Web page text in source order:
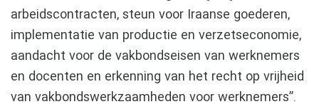
arbeidscontracten, steun voor Iraanse goederen,
implementatie van productie en verzetseconomie,
aandacht voor de vakbondseisen van werknemers
en docenten en erkenning van het recht op vrijheid
van vakbondswerkzaamheden voor werknemers”.